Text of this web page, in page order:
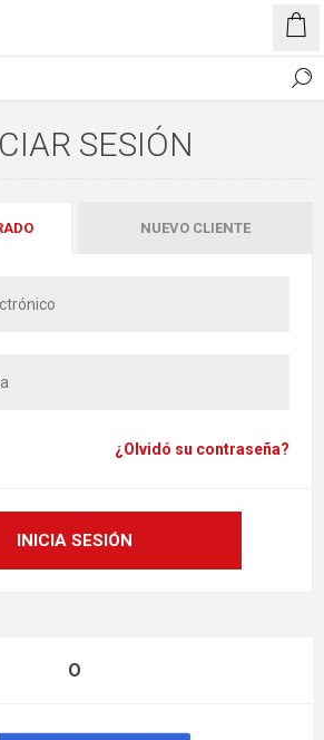
SESIÓN
NUEVO CLIENTE
¿Olvidó su contraseña?
O